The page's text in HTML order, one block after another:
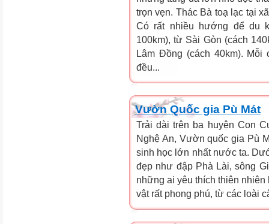
trọn vẹn. Thác Bà toạ lạc tại
Có rất nhiều hướng để du
100km), từ Sài Gòn (cách
Lâm Đồng (cách 40km).
đều...
Vườn Quốc gia Pù Mát
Trải dài trên ba huyện Con
Nghệ An, Vườn quốc gia Pù
sinh học lớn nhất nước ta.
đẹp như đập Phà Lài, sông
những ai yêu thích thiên
vật rất phong phú, từ các loài